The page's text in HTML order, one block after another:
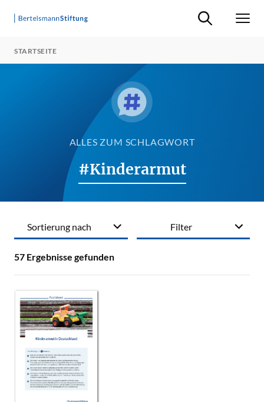
Suche ein-/
STARTSEITE
ALLES ZUM SCHLAGWORT
#Kinderarmut
Filter
57 Ergebnisse gefunden
Sortierung nach